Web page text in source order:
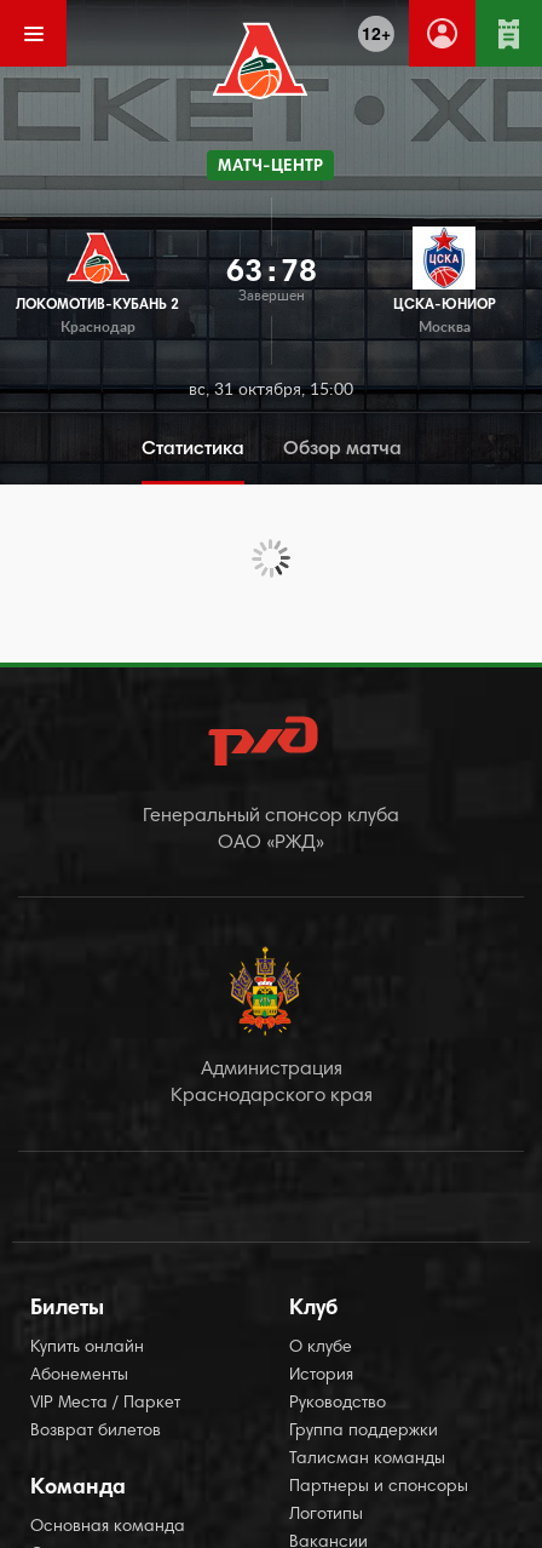
12+
МАТЧ-ЦЕНТР
ЛОКОМОТИВ-КУБАНЬ 2
Краснодар
63 : 78
Завершен
ЦСКА-ЮНИОР
Москва
вс, 31 октября, 15:00
Статистика Обзор матча
Генеральный спонсор клуба
ОАО «РЖД»
Администрация
Краснодарского края
Билеты
Купить онлайн
Абонементы
VIP Места / Паркет
Возврат билетов
Команда
Основная команда
Клуб
О клубе
История
Руководство
Группа поддержки
Талисман команды
Партнеры и спонсоры
Логотипы
Вакансии